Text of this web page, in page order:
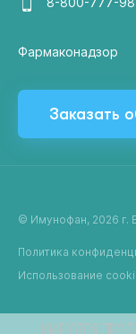
Фармаконадзор
Заказать
© Имунофан, 2026 г.
Политика
Использование